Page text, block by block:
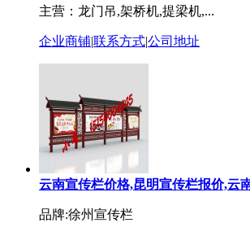
主营：龙门吊,架桥机,提梁机,...
企业商铺|联系方式|公司地址
云南宣传栏价格,昆明宣传栏报价,云
品牌:徐州宣传栏